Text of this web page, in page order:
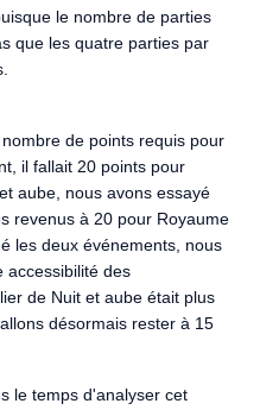
le nombre de parties
que les quatre parties par
de points requis pour
il fallait 20 points pour
aube, nous avons essayé
revenus à 20 pour Royaume
les deux événements, nous
accessibilité des
de Nuit et aube était plus
désormais rester à 15
le temps d'analyser cet